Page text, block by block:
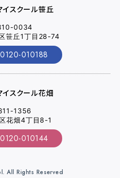
込受付）
イスクール笹丘
0034
笹丘1丁目28-74
010188
イスクール花畑
1356
花畑4丁目8-1
010144
All Rights Reserved